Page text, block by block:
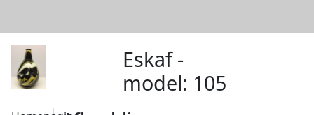
Eskaf -
model: 105